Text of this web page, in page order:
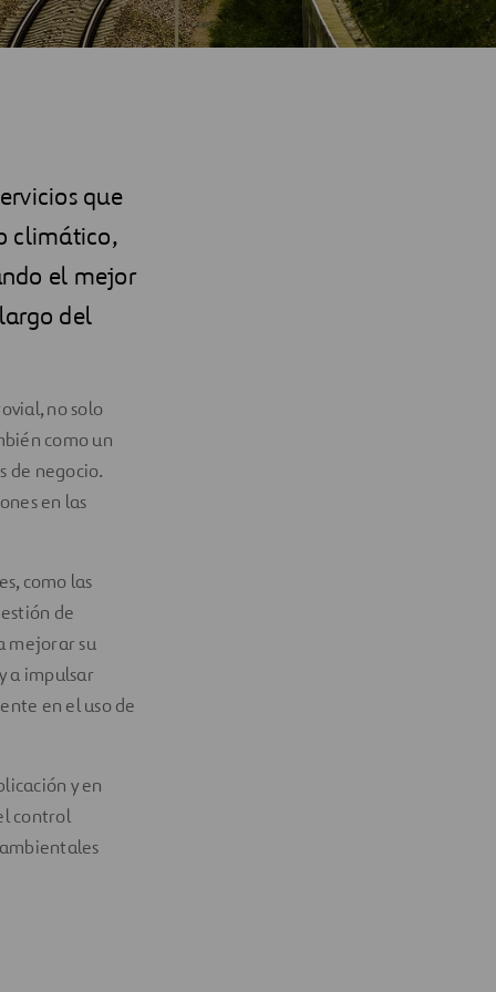
que
climático,
el mejor
del
no solo
como un
de negocio.
en las
como las
de
mejorar su
a impulsar
en el uso de
y en
control